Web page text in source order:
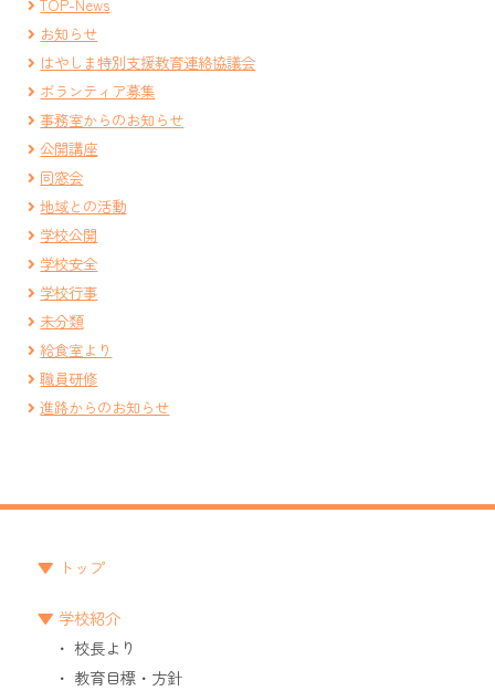
お知らせ
はやしま特別支援教育連絡協議会
ボランティア募集
事務室からのお知らせ
公開講座
同窓会
地域との活動
学校公開
学校安全
学校行事
未分類
給食室より
職員研修
進路からのお知らせ
トップ
学校紹介
校長より
教育目標・方針